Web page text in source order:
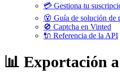
💳 Gestiona tu
😵 Guía de solución de
🚫 Captcha en Vinted
🔌 Referencia de la API
📊 Exportación